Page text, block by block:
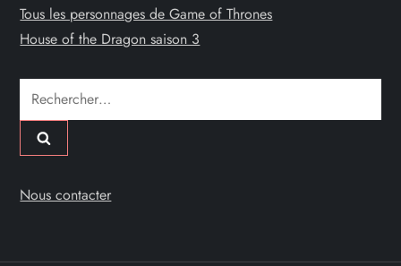
Tous les personnages de Game of Thrones
House of the Dragon saison 3
Rechercher :
Nous contacter